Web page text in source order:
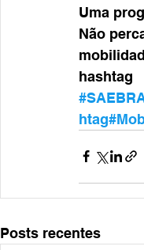
Uma
Não
hashtag
Posts recentes